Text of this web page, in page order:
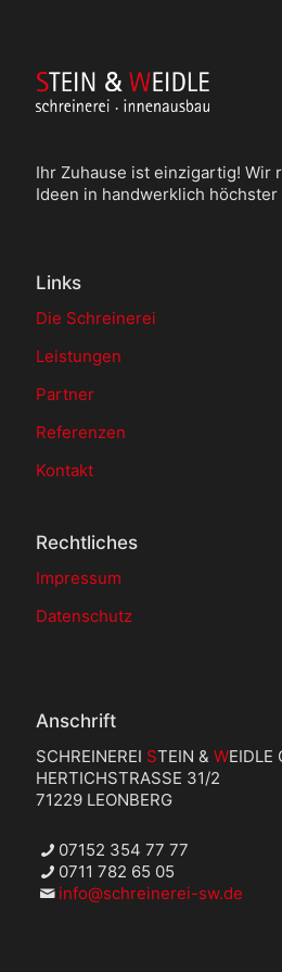
Ihr Zuhause ist einzigartig! Wir
Ideen in handwerklich höchster
Links
Die Schreinerei
Leistungen
Partner
Referenzen
Kontakt
Rechtliches
Impressum
Datenschutz
Anschrift
SCHREINEREI STEIN & WEIDLE
HERTICHSTRASSE 31/2
71229 LEONBERG
07152 354 77 77
0711 782 65 05
info@schreinerei-sw.de